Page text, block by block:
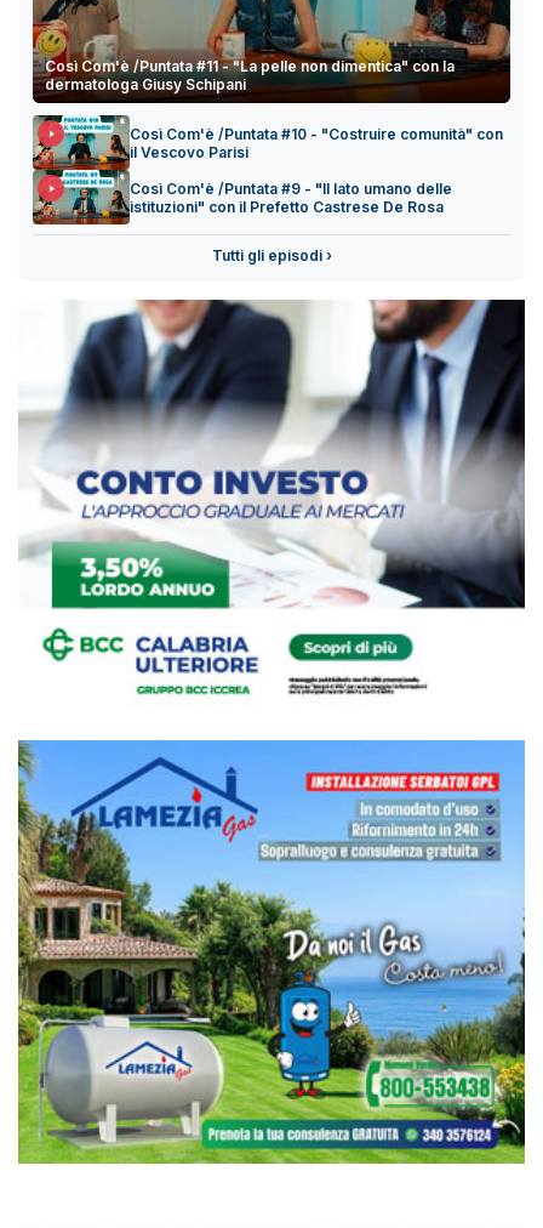
Così Com'è /Puntata #11 - "La pelle non dimentica" con la
dermatologa Giusy Schipani
Così Com'è /Puntata #10 - "Costruire comunità" con
il Vescovo Parisi
Così Com'è /Puntata #9 - "Il lato umano delle
istituzioni" con il Prefetto Castrese De Rosa
Tutti gli episodi ›